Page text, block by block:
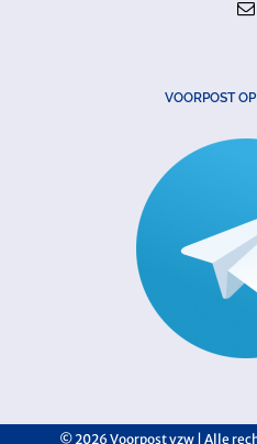
VOORPOST
©2026 Voorpost vzw | Alle